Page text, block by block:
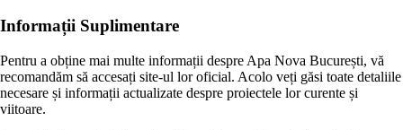
Informații Suplimentare
Pentru a obține mai multe informații despre Apa Nova București, vă
recomandăm să accesați site-ul lor oficial. Acolo veți găsi toate detaliile
necesare și informații actualizate despre proiectele lor curente și
viitoare.